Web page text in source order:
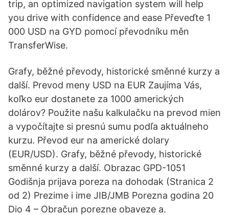
trip, an optimized navigation system will help
you drive with confidence and ease Převeďte 1
000 USD na GYD pomocí převodníku měn
TransferWise.
Grafy, běžné převody, historické směnné kurzy a
další. Prevod meny USD na EUR Zaujíma Vás,
koľko eur dostanete za 1000 amerických
dolárov? Použite našu kalkulačku na prevod mien
a vypočítajte si presnú sumu podľa aktuálneho
kurzu. Převod eur na americké dolary
(EUR/USD). Grafy, běžné převody, historické
směnné kurzy a další. Obrazac GPD-1051
Godišnja prijava poreza na dohodak (Stranica 2
od 2) Prezime i ime JIB/JMB Porezna godina 20
Dio 4 – Obračun porezne obaveze a.